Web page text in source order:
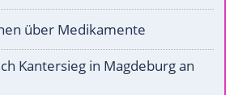
über Medikamente
Kantersieg in Magdeburg an